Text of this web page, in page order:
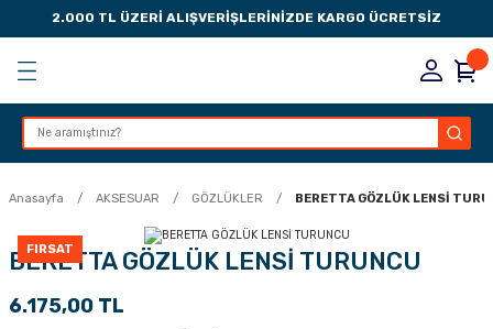
2.000 TL ÜZERİ ALIŞVERİŞLERİNİZDE KARGO ÜCRETSİZ
Geri Dön
Geri Dön
Geri Dön
Geri Dön
MANDALI
Anasayfa AKSESUAR GÖZLÜKLER BERETTA GÖZLÜK LENSİ
FIRSAT
BERETTA GÖZLÜK LENSİ TURUNCU
6.175,00 TL